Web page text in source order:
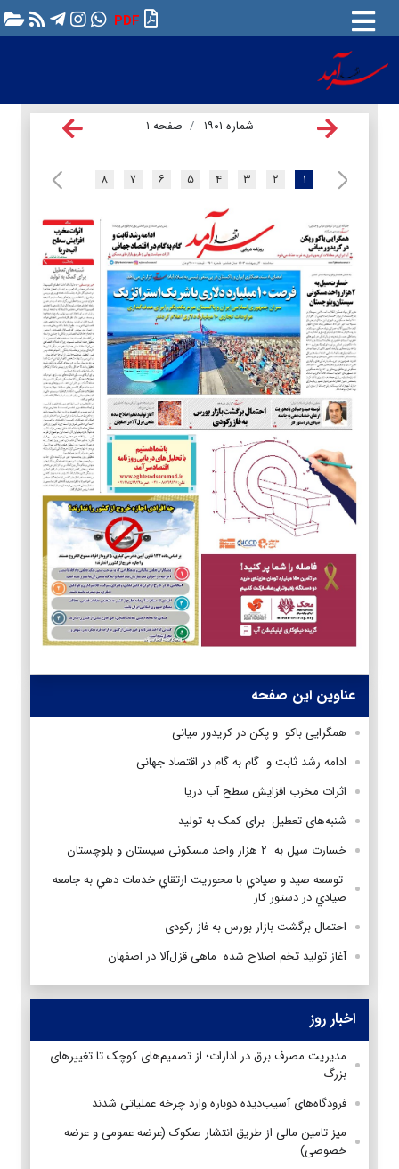
PDF
شماره ۱۹۰۱ صفحه ۱
۱ ۲ ۳ ۴ ۵ ۶ ۷ ۸
عناوین این صفحه
همگرایی باکو و پکن در کریدور میانی
ادامه رشد ثابت و گام به گام در اقتصاد جهانی
اثرات مخرب افزایش سطح آب دریا
شنبه‌های تعطیل برای کمک به تولید
خسارت سیل به ۲ هزار واحد مسکونی سیستان و بلوچستان
توسعه صيد و صيادي با محوريت ارتقاي خدمات دهي به جامعه
صيادي در دستور كار
احتمال برگشت بازار بورس به فاز رکودی
آغاز تولید تخم اصلاح شده ماهی قزل‌آلا در اصفهان
اخبار روز
مدیریت مصرف برق در ادارات؛ از تصمیم‌های کوچک تا تغییرهای
بزرگ
فرودگاه‌های آسیب‌دیده دوباره وارد چرخه عملیاتی شدند
میز تامین مالی از طریق انتشار صکوک (عرضه عمومی و عرضه
خصوصی)